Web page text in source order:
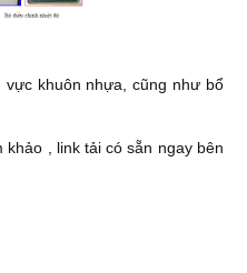
khuôn nhựa, cũng như bổ
, link tải có sẵn ngay bên